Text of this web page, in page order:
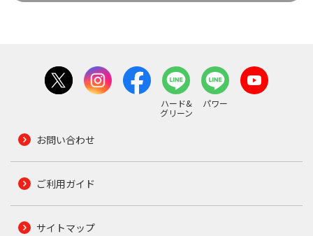
ハード&
グリーン
パワー
お問い合わせ
ご利用ガイド
サイトマップ